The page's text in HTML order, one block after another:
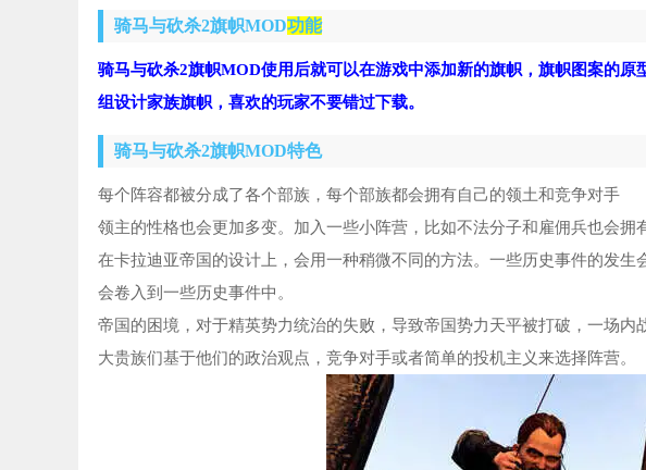
骑马与砍杀2旗帜MOD功能
骑马与砍杀2旗帜MOD使用后就可以在游戏中添加新的旗帜，旗帜图案的
组设计家族旗帜，喜欢的玩家不要错过下载。
骑马与砍杀2旗帜MOD特色
每个阵容都被分成了各个部族，每个部族都会拥有自己的领土和竞争对手
领主的性格也会更加多变。加入一些小阵营，比如不法分子和雇佣兵也会拥
在卡拉迪亚帝国的设计上，会用一种稍微不同的方法。一些历史事件的发
会卷入到一些历史事件中。
帝国的困境，对于精英势力统治的失败，导致帝国势力天平被打破，一场内
大贵族们基于他们的政治观点，竞争对手或者简单的投机主义来选择阵营。